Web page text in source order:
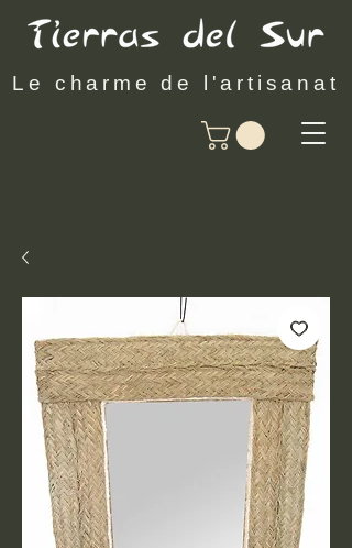
Le charme de l'artisanat